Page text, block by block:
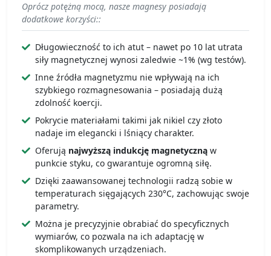
Oprócz potężną mocą, nasze magnesy posiadają
dodatkowe korzyści::
Długowieczność to ich atut – nawet po 10 lat utrata
siły magnetycznej wynosi zaledwie ~1% (wg testów).
Inne źródła magnetyzmu nie wpływają na ich
szybkiego rozmagnesowania – posiadają dużą
zdolność koercji.
Pokrycie materiałami takimi jak nikiel czy złoto
nadaje im elegancki i lśniący charakter.
Oferują najwyższą indukcję magnetyczną w
punkcie styku, co gwarantuje ogromną siłę.
Dzięki zaawansowanej technologii radzą sobie w
temperaturach sięgających 230°C, zachowując swoje
parametry.
Można je precyzyjnie obrabiać do specyficznych
wymiarów, co pozwala na ich adaptację w
skomplikowanych urządzeniach.